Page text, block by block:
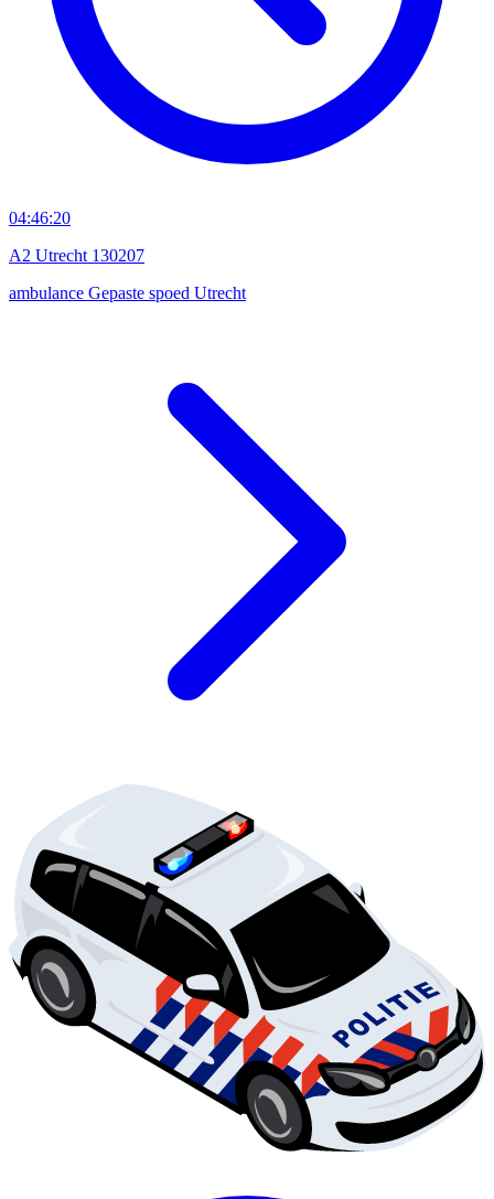
04:46:20
A2 Utrecht 130207
ambulance Gepaste spoed Utrecht